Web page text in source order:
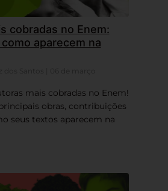
cobradas no Enem:
aparecem na
mais cobradas no Enem!
obras, contribuições
seus textos aparecem na